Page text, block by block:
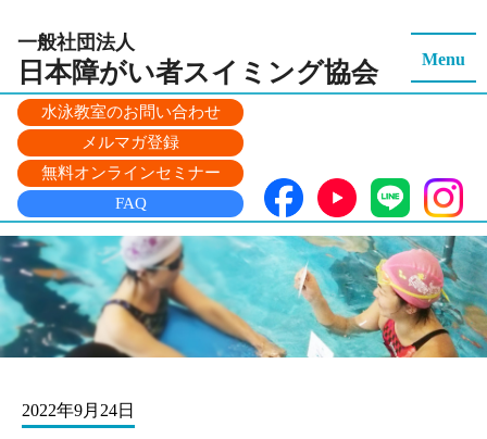
一般社団法人
日本障がい者スイミング協会
水泳教室のお問い合わせ
メルマガ登録
無料オンラインセミナー
FAQ
Menu
2022年9月24日